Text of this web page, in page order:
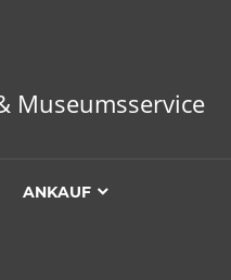
Museumsservice
ANKAUF